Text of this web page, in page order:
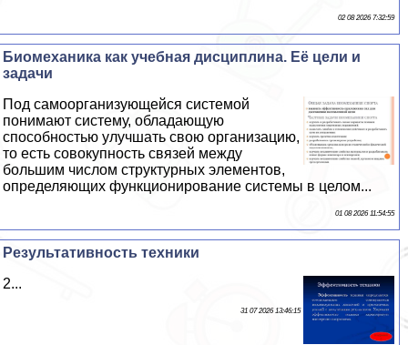
02 08 2026 7:32:59
Биомеханика как учебная дисциплина. Её цели и
задачи
Под самоорганизующейся системой
понимают систему, обладающую
способностью улучшать свою организацию,
то есть совокупность связей между
большим числом структурных элементов,
определяющих функционирование системы в целом...
01 08 2026 11:54:55
Результативность техники
2...
31 07 2026 13:46:15